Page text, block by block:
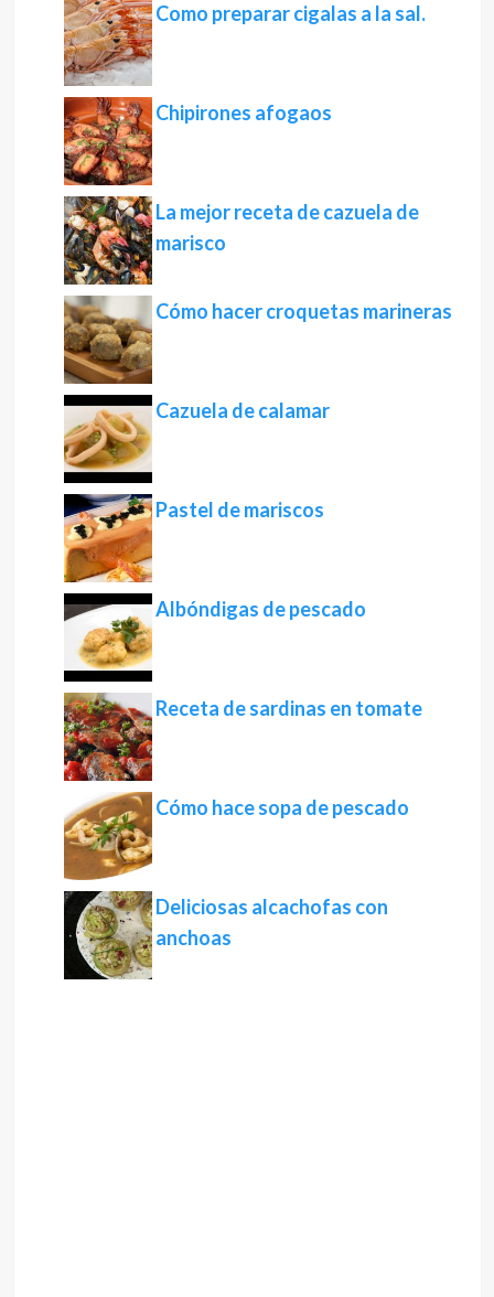
Como preparar cigalas a la sal.
Chipirones afogaos
La mejor receta de cazuela de
marisco
Cómo hacer croquetas marineras
Cazuela de calamar
Pastel de mariscos
Albóndigas de pescado
Receta de sardinas en tomate
Cómo hace sopa de pescado
Deliciosas alcachofas con
anchoas